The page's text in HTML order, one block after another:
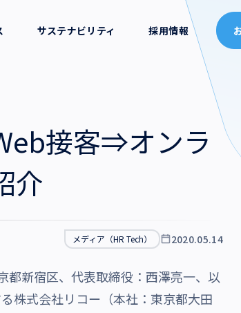
お問い合
サステナビリティ 採用情報
接客⇒オンラ
介
メディア（HR Tech） 2020.05.14
新宿区、代表取締役：西澤亮一、以
株式会社リコー（本社：東京都大田